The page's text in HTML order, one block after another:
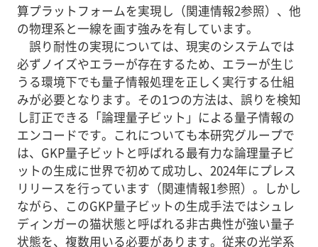
算プラットフォームを実現し（関連情報2参照）、他
の物理系と一線を画す強みを有しています。
誤り耐性の実現については、現実のシステムでは
必ずノイズやエラーが存在するため、エラーが生じ
うる環境下でも量子情報処理を正しく実行する仕組
みが必要となります。その1つの方法は、誤りを検知
し訂正できる「論理量子ビット」による量子情報の
エンコードです。これについても本研究グループで
は、GKP量子ビットと呼ばれる最有力な論理量子ビ
ットの生成に世界で初めて成功し、2024年にプレス
リリースを行っています（関連情報1参照）。しかし
ながら、このGKP量子ビットの生成手法ではシュレ
ディンガーの猫状態と呼ばれる非古典性が強い量子
状態を、複数用いる必要があります。従来の光学系